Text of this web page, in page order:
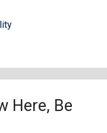
Here, Be